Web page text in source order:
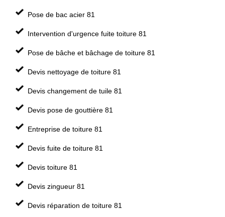
Pose de bac acier 81
Intervention d'urgence fuite toiture 81
Pose de bâche et bâchage de toiture 81
Devis nettoyage de toiture 81
Devis changement de tuile 81
Devis pose de gouttière 81
Entreprise de toiture 81
Devis fuite de toiture 81
Devis toiture 81
Devis zingueur 81
Devis réparation de toiture 81